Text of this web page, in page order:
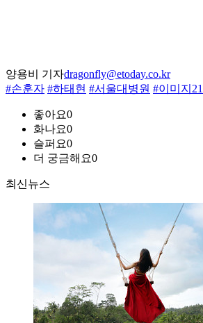
양용비 기자dragonfly@etoday.co.kr
#손훈자 #하태현 #서울대병원 #이미지21
좋아요0
화나요0
슬퍼요0
더 궁금해요0
최신뉴스